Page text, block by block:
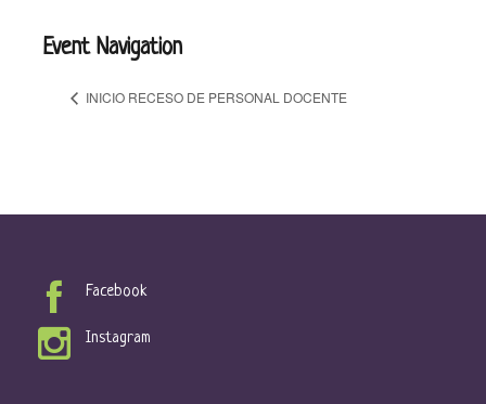
Event Navigation
INICIO RECESO DE PERSONAL DOCENTE
Facebook
Instagram